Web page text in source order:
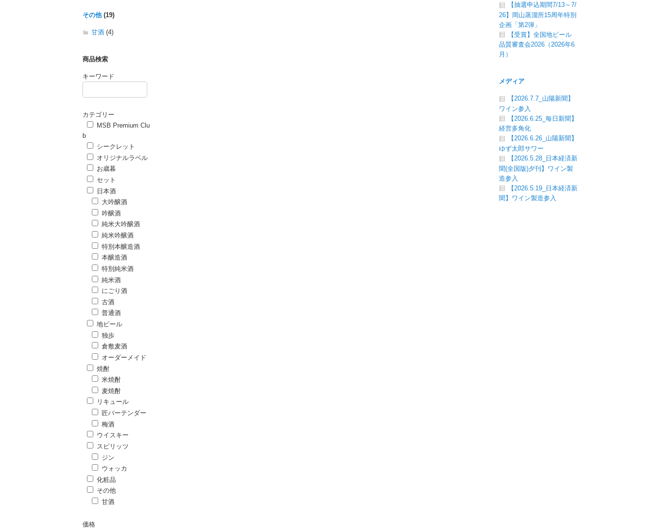
その他(19)
甘酒 (4)
商品検索
キーワード
カテゴリー
MSB Premium Clu
b
シークレット
オリジナルラベル
お歳暮
セット
日本酒
大吟醸酒
吟醸酒
純米大吟醸酒
純米吟醸酒
特別本醸造酒
本醸造酒
特別純米酒
純米酒
にごり酒
古酒
普通酒
地ビール
独歩
倉敷麦酒
オーダーメイド
焼酎
米焼酎
麦焼酎
リキュール
匠バーテンダー
梅酒
ウイスキー
スピリッツ
ジン
ウォッカ
化粧品
その他
甘酒
価格
【抽選申込期間7/13～7/
26】岡山蒸溜所15周年特別
企画「第2弾」
【受賞】全国地ビール
品質審査会2026（2026年6
月）
メディア
【2026.7.7_山陽新聞】
ワイン参入
【2026.6.25_毎日新聞】
経営多角化
【2026.6.26_山陽新聞】
ゆず太郎サワー
【2026.5.28_日本経済新
聞(全国版)夕刊】ワイン製
造参入
【2026.5.19_日本経済新
聞】ワイン製造参入